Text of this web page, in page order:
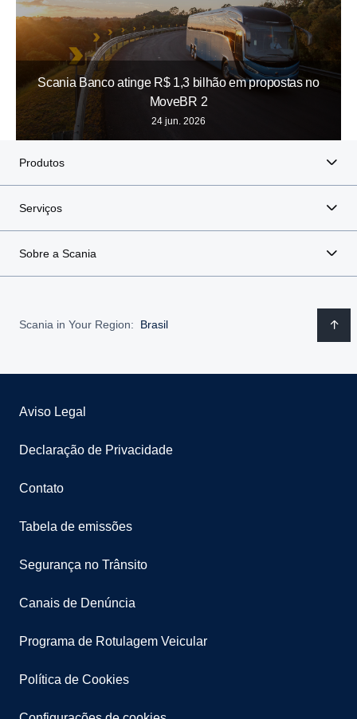
Scania Banco atinge R$ 1,3 bilhão em propostas no
MoveBR 2
24 jun. 2026
Produtos
Serviços
Sobre a Scania
Scania in Your Region: Brasil
Aviso Legal
Declaração de Privacidade
Contato
Tabela de emissões
Segurança no Trânsito
Canais de Denúncia
Programa de Rotulagem Veicular
Política de Cookies